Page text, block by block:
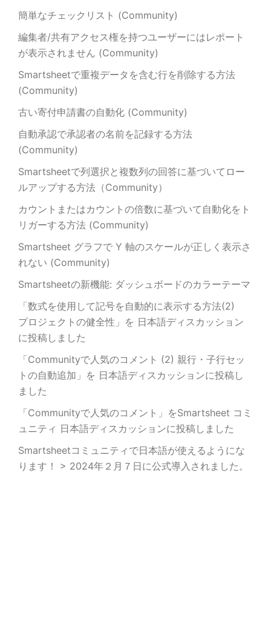
簡単なチェックリスト (Community)
編集者/共有アクセス権を持つユーザーにはレポート
が表示されません (Community)
Smartsheetで重複データを含む行を削除する方法
(Community)
古い寄付申請書の自動化 (Community)
自動承認で承認者の名前を記録する方法
(Community)
Smartsheetで列選択と複数列の回答に基づいてロー
ルアップする方法（Community）
カウントまたはカウントの倍数に基づいて自動化をト
リガーする方法 (Community)
Smartsheet グラフで Y 軸のスケールが正しく表示さ
れない (Community)
Smartsheetの新機能: ダッシュボードのカラーテーマ
「数式を使用して記号を自動的に表示する方法(2)
プロジェクトの健全性」を 日本語ディスカッション
に投稿しました
「Communityで人気のコメント (2) 親行・子行セッ
トの自動追加」を 日本語ディスカッションに投稿し
ました
「Communityで人気のコメント」をSmartsheet コミ
ュニティ 日本語ディスカッションに投稿しました
Smartsheetコミュニティで日本語が使えるようにな
ります！ > 2024年２月７日に公式導入されました。